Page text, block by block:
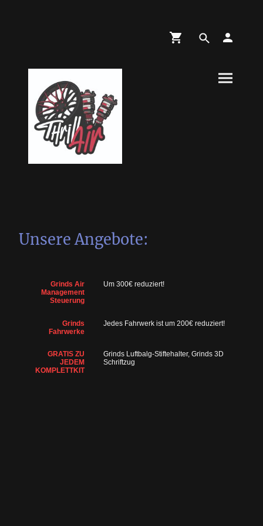
Unsere Angebote:
Grinds Air
Management
Steuerung
Um 300€ reduziert!
Grinds
Fahrwerke
Jedes Fahrwerk ist um 200€ reduziert!
GRATIS ZU
JEDEM
KOMPLETTKIT
Grinds Luftbalg-Stiftehalter, Grinds 3D
Schriftzug